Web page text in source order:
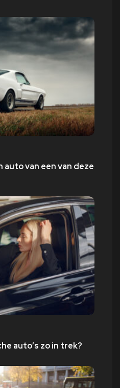
auto van een van deze
auto’s zo in trek?